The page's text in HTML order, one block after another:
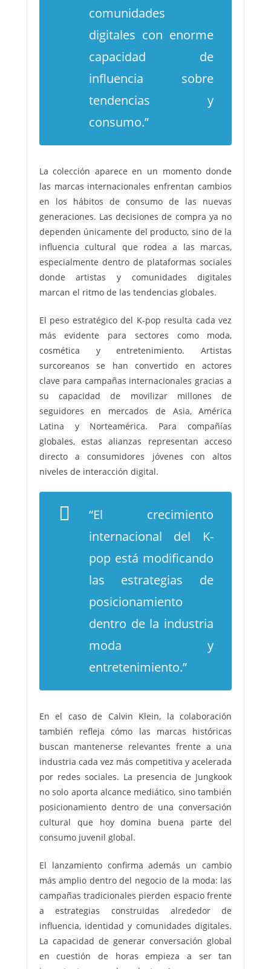
comunidades
digitales con enorme
capacidad de
influencia sobre
tendencias y
consumo.”
La colección aparece en un momento donde
las marcas internacionales enfrentan cambios
en los hábitos de consumo de las nuevas
generaciones. Las decisiones de compra ya no
dependen únicamente del producto, sino de la
influencia cultural que rodea a las marcas,
especialmente dentro de plataformas sociales
donde artistas y comunidades digitales
marcan el ritmo de las tendencias globales.
El peso estratégico del K-pop resulta cada vez
más evidente para sectores como moda,
cosmética y entretenimiento. Artistas
surcoreanos se han convertido en actores
clave para campañas internacionales gracias a
su capacidad de movilizar millones de
seguidores en mercados de Asia, América
Latina y Norteamérica. Para compañías
globales, estas alianzas representan acceso
directo a consumidores jóvenes con altos
niveles de interacción digital.
“El crecimiento
internacional del K-
pop está modificando
las estrategias de
posicionamiento
dentro de la industria
moda y
entretenimiento.”
En el caso de Calvin Klein, la colaboración
también refleja cómo las marcas históricas
buscan mantenerse relevantes frente a una
industria cada vez más competitiva y acelerada
por redes sociales. La presencia de Jungkook
no solo aporta alcance mediático, sino también
posicionamiento dentro de una conversación
cultural que hoy domina buena parte del
consumo juvenil global.
El lanzamiento confirma además un cambio
más amplio dentro del negocio de la moda: las
campañas tradicionales pierden espacio frente
a estrategias construidas alrededor de
influencia, identidad y comunidades digitales.
La capacidad de generar conversación global
en cuestión de horas empieza a ser tan